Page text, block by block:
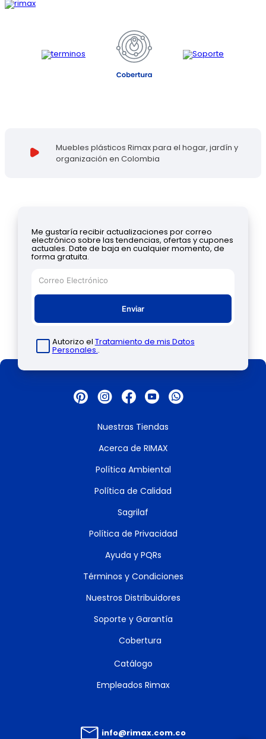
Muebles plásticos Rimax para el hogar, jardín y
organización en Colombia
Me gustaría recibir actualizaciones por correo
electrónico sobre las tendencias, ofertas y cupones
actuales. Date de baja en cualquier momento, de
forma gratuita.
Enviar
Autorizo el Tratamiento de mis Datos
Personales..
Nuestras Tiendas
Acerca de RIMAX
Política Ambiental
Política de Calidad
Sagrilaf
Política de Privacidad
Ayuda y PQRs
Términos y Condiciones
Nuestros Distribuidores
Soporte y Garantía
Cobertura
Catálogo
Empleados Rimax
info@rimax.com.co